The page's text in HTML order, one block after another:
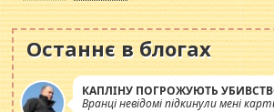
Останнє в блогах
КАПЛІНУ ПОГРОЖУЮТЬ
Вранці невідомі підкинули мені